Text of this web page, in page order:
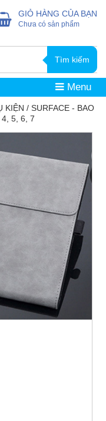
Tìm kiếm
GIỎ HÀNG CỦA BẠN
Chưa có sản phẩm
Menu
KIỆN / SURFACE - BAO
5, 6, 7